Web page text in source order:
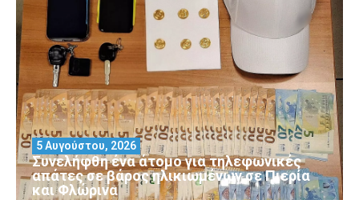
Συνελήφθη ένα άτομο για τηλεφωνικές
απάτες σε βάρος ηλικιωμένων σε Πιερία
και Φλώρινα
5 Αυγούστου, 2026